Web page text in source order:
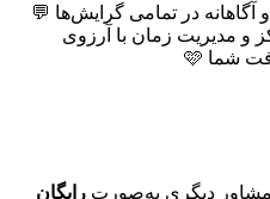
در تمامی گرایش‌ها 💬
و مدیریت زمان با آرزوی
شما 🩷
دیگری به‌صورت رایگان